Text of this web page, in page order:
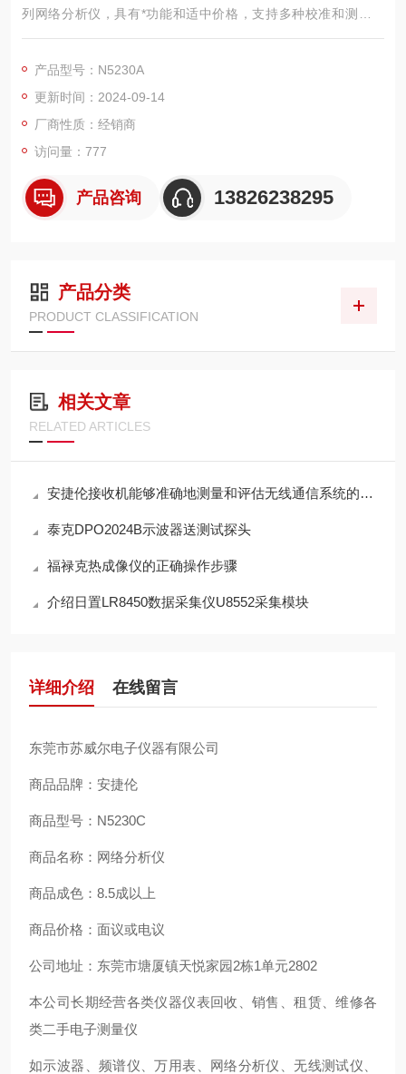
列网络分析仪，具有*功能和适中价格，支持多种校准和测量功
能，可应用于无线通信、航空航天和军设备器件的研发和制造使
装二手安捷伦N5230C网络分析仪
产品型号：N5230A
更新时间：2024-09-14
厂商性质：经销商
访问量：777
产品咨询 13826238295
产品分类
PRODUCT CLASSIFICATION
相关文章
RELATED ARTICLES
安捷伦接收机能够准确地测量和评估无线通信系统的性能
泰克DPO2024B示波器送测试探头
福禄克热成像仪的正确操作步骤
介绍日置LR8450数据采集仪U8552采集模块
详细介绍 在线留言
东莞市苏威尔电子仪器有限公司
商品品牌：安捷伦
商品型号：N5230C
商品名称：网络分析仪
商品成色：8.5成以上
商品价格：面议或电议
公司地址：东莞市塘厦镇天悦家园2栋1单元2802
本公司长期经营各类仪器仪表回收、销售、租赁、维修各
类二手电子测量仪
如示波器、频谱仪、万用表、网络分析仪、无线测试仪、